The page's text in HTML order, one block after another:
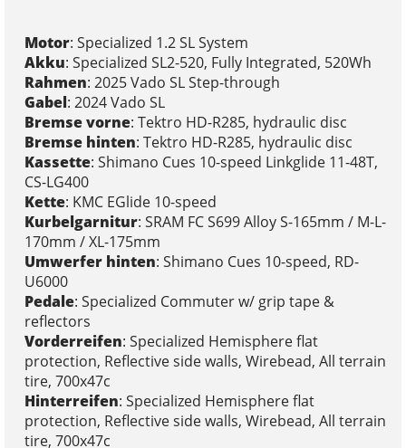
Motor: Specialized 1.2 SL System
Akku: Specialized SL2-520, Fully Integrated, 520Wh
Rahmen: 2025 Vado SL Step-through
Gabel: 2024 Vado SL
Bremse vorne: Tektro HD-R285, hydraulic disc
Bremse hinten: Tektro HD-R285, hydraulic disc
Kassette: Shimano Cues 10-speed Linkglide 11-48T,
CS-LG400
Kette: KMC EGlide 10-speed
Kurbelgarnitur: SRAM FC S699 Alloy S-165mm / M-L-
170mm / XL-175mm
Umwerfer hinten: Shimano Cues 10-speed, RD-
U6000
Pedale: Specialized Commuter w/ grip tape &
reflectors
Vorderreifen: Specialized Hemisphere flat
protection, Reflective side walls, Wirebead, All terrain
tire, 700x47c
Hinterreifen: Specialized Hemisphere flat
protection, Reflective side walls, Wirebead, All terrain
tire, 700x47c